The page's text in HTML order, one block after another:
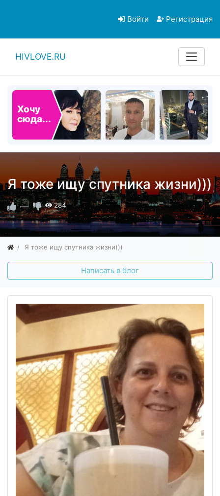
Войти Регистрация
HIVLOVE.RU
Хочу
сюда...
Я тоже ищу спутника жизни)))
— 284
Я тоже ищу спутника жизни)))
Написать в блог